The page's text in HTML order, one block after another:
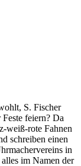
S. Fischer
feiern? Da
weiß-rote Fahnen
schreiben einen
in
im Namen der